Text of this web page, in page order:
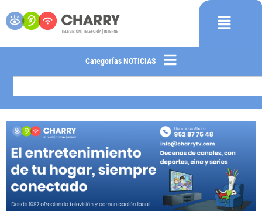
Categorías NOTICIAS